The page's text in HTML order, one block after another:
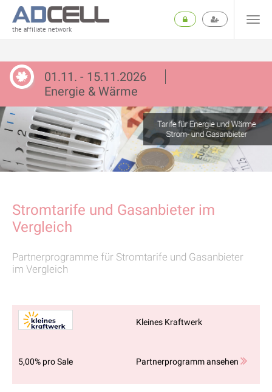
the affiliate network
01.11. - 15.11.2026
Energie & Wärme
Stromtarife und Gasanbieter im
Vergleich
Partnerprogramme für Stromtarife und Gasanbieter
im Vergleich
Kleines Kraftwerk
5,00% pro Sale Partnerprogramm ansehen